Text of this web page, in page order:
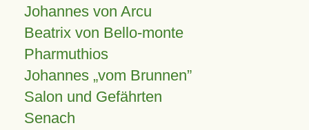
Johannes von Arcu
Beatrix von Bello-monte
Pharmuthios
Johannes vom Brunnen
Salon und Gefährten
Senach